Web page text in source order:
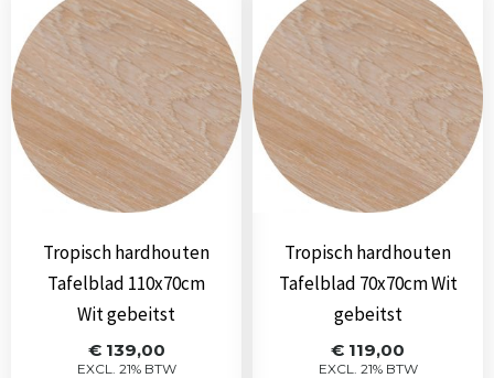
Tropisch hardhouten
Tafelblad 110x70cm
Wit gebeitst
€139,00
EXCL. 21% BTW
Tropisch hardhouten
Tafelblad 70x70cm Wit
gebeitst
€ 119,00
EXCL. 21% BTW